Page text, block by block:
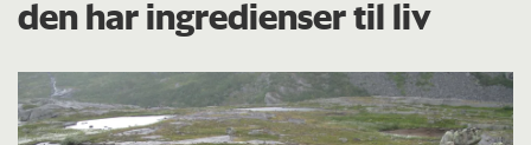
den har ingredienser til liv